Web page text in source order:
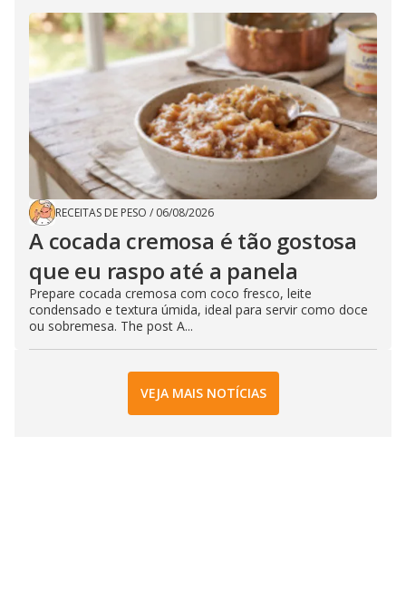
RECEITAS DE PESO / 06/08/2026
A cocada cremosa é tão gostosa
que eu raspo até a panela
Prepare cocada cremosa com coco fresco, leite
condensado e textura úmida, ideal para servir como doce
ou sobremesa. The post A...
VEJA MAIS NOTÍCIAS